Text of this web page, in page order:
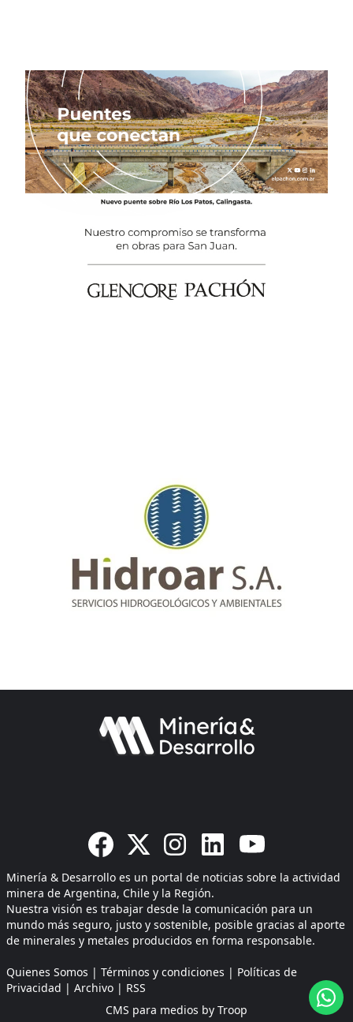
Minería & Desarrollo es un portal de noticias sobre la actividad
minera de Argentina, Chile y la Región.
Nuestra visión es trabajar desde la comunicación para un
mundo más seguro, justo y sostenible, posible gracias al aporte
de minerales y metales producidos en forma responsable.
Quienes Somos | Términos y condiciones | Políticas de
Privacidad | Archivo | RSS
CMS para medios by Troop